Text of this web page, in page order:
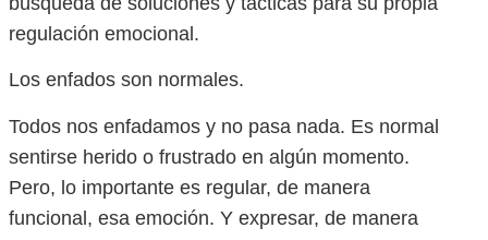
regulación emocional.
Los enfados son normales.
Todos nos enfadamos y no pasa nada. Es normal
sentirse herido o frustrado en algún momento.
Pero, lo importante es regular, de manera
funcional, esa emoción. Y expresar, de manera